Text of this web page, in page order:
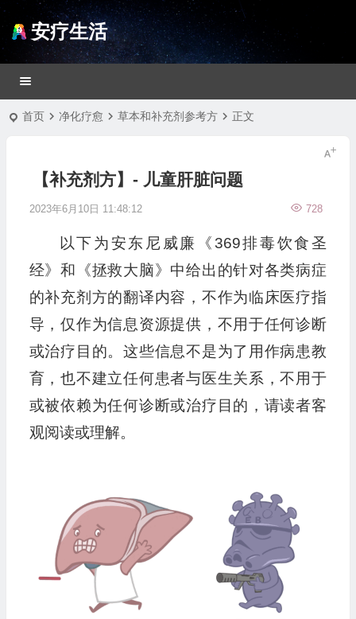
安疗生活
首页 净化疗愈 草本和补充剂参考方 正文
【补充剂方】- 儿童肝脏问题
2023年6月10日 11:48:12 728
以下为安东尼威廉《369排毒饮食圣
经》和《拯救大脑》中给出的针对各类病症
的补充剂方的翻译内容，不作为临床医疗指
导，仅作为信息资源提供，不用于任何诊断
或治疗目的。这些信息不是为了用作病患教
育，也不建立任何患者与医生关系，不用于
或被依赖为任何诊断或治疗目的，请读者客
观阅读或理解。